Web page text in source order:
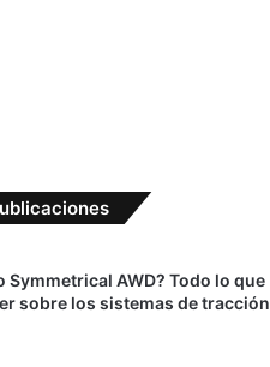
Symmetrical AWD? Todo lo que
sobre los sistemas de tracción